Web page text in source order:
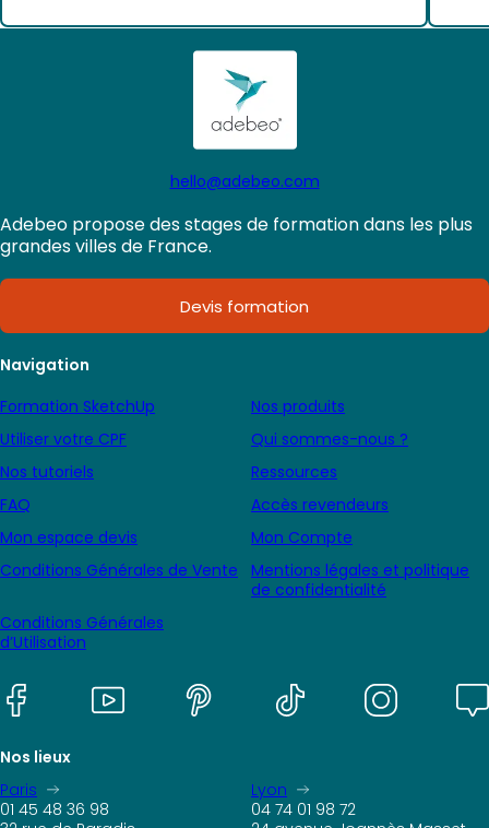
de maintenir les pilotes de votre carte
graphique à jour. Sous Windows Pour les
ordinateurs portables Nous vous conseillons
hello@adebeo.com
Adebeo propose des stages de formation dans les plus
grandes villes de France.
Devis formation
Navigation
Formation SketchUp
Nos produits
Utiliser votre CPF
Qui sommes-nous ?
Nos tutoriels
Ressources
FAQ
Accès revendeurs
Mon espace devis
Mon Compte
Conditions Générales de Vente
Mentions légales et politique
de confidentialité
Conditions Générales
d’Utilisation
Nos lieux
Paris
01 45 48 36 98
Lyon
04 74 01 98 72